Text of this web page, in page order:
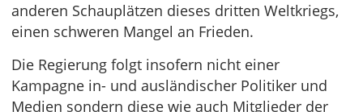
anderen Schauplätzen dieses dritten Weltkriegs,
einen schweren Mangel an Frieden.
Die Regierung folgt insofern nicht einer
Kampagne in- und ausländischer Politiker und
Medien sondern diese wie auch Mitglieder der